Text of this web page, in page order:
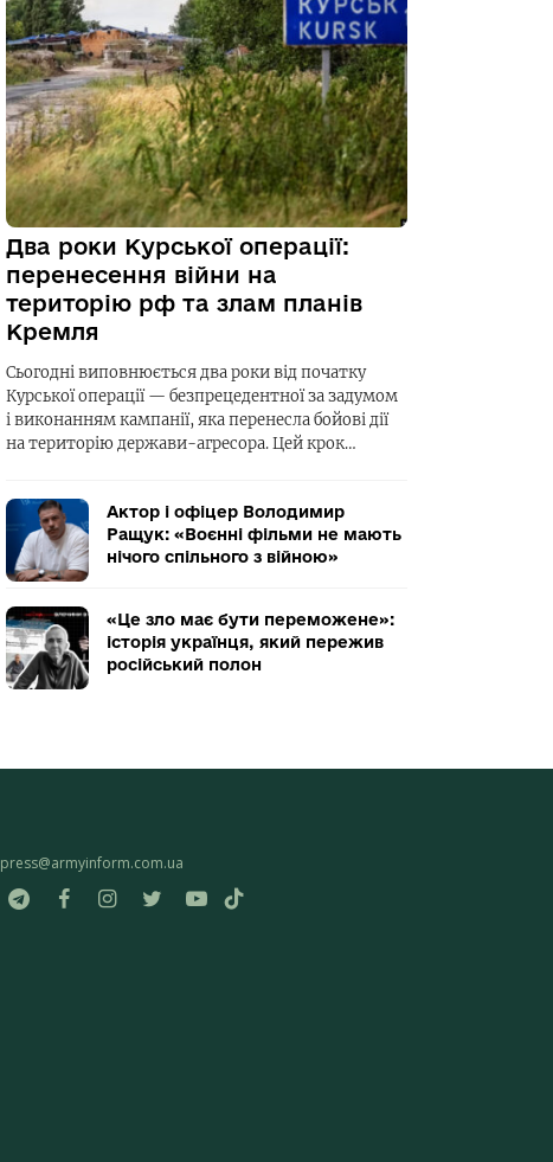
Два роки Курської операції:
перенесення війни на
територію рф та злам планів
Кремля
Сьогодні виповнюється два роки від початку
Курської операції — безпрецедентної за задумом
і виконанням кампанії, яка перенесла бойові дії
на територію держави-агресора. Цей крок…
Актор і офіцер Володимир
Ращук: «Воєнні фільми не мають
нічого спільного з війною»
«Це зло має бути переможене»:
історія українця, який пережив
російський полон
press@armyinform.com.ua